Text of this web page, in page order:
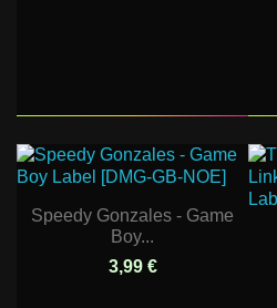
Speedy Gonzales - Game
Boy...
3,99 €